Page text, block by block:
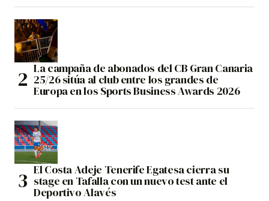
La campaña de abonados del CB Gran Canaria
25/26 sitúa al club entre los grandes de
Europa en los Sports Business Awards 2026
El Costa Adeje Tenerife Egatesa cierra su
stage en Tafalla con un nuevo test ante el
Deportivo Alavés